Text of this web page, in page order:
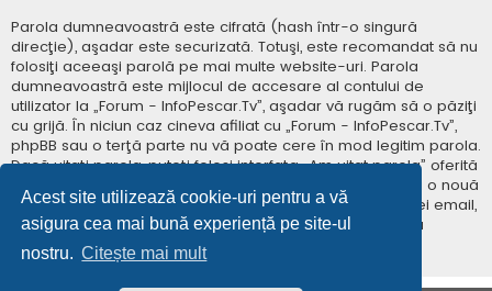
Acest site utilizează cookie-uri pentru a vă
asigura cea mai bună experiență pe site-ul
nostru. Citește mai mult
Parola dumneavoastră este cifrată (hash într-o singură
direcţie), aşadar este securizată. Totuşi, este recomandat să nu
folosiţi aceeaşi parolă pe mai multe website-uri. Parola
dumneavoastră este mijlocul de accesare al contului de
utilizator la „Forum - InfoPescar.Tv”, aşadar vă rugăm să o păziţi
cu grijă. În niciun caz cineva afiliat cu „Forum - InfoPescar.Tv”,
phpBB sau o terţă parte nu vă poate cere în mod legitim parola.
Dacă uitaţi parola, puteţi folosi interfaţa „Am uitat parola” oferită
de software-ul phpBB. Această procedură vă va genera o nouă
parolă prin transmiterea numelui de utilizator şi a adresei email,
apoi software-ul phpBB va genera o nouă parolă pentru
accesarea contului dumneavoastră.